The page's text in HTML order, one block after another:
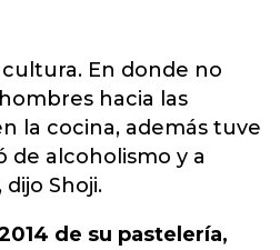
En donde no
hacia las
la cocina, además tuve
de alcoholismo y a
Shoji.
de su pastelería,